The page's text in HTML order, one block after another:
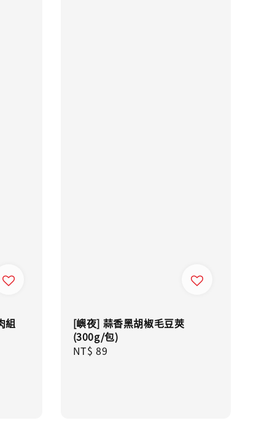
組
[嶼夜] 蒜香黑胡椒毛豆莢
(300g/包)
Regular
NT$ 89